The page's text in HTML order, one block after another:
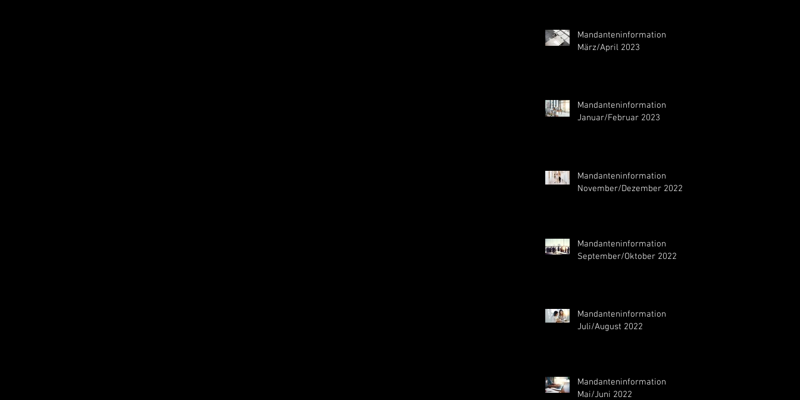
Mandanteninformation
März/April 2023
Mandanteninformation
Januar/Februar 2023
Mandanteninformation
November/Dezember 2022
Mandanteninformation
September/Oktober 2022
Mandanteninformation
Juli/August 2022
Mandanteninformation
Mai/Juni 2022